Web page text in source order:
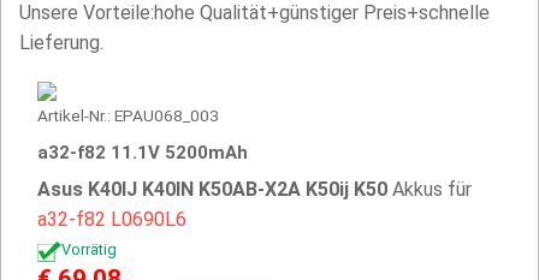
Unsere Vorteile:hohe Qualität+günstiger Preis+schnelle
Lieferung.
Artikel-Nr.: EPAU068_003
a32-f82 11.1V 5200mAh
Asus K40IJ K40IN K50AB-X2A K50ij K50 Akkus für
a32-f82 L0690L6
Vorrätig